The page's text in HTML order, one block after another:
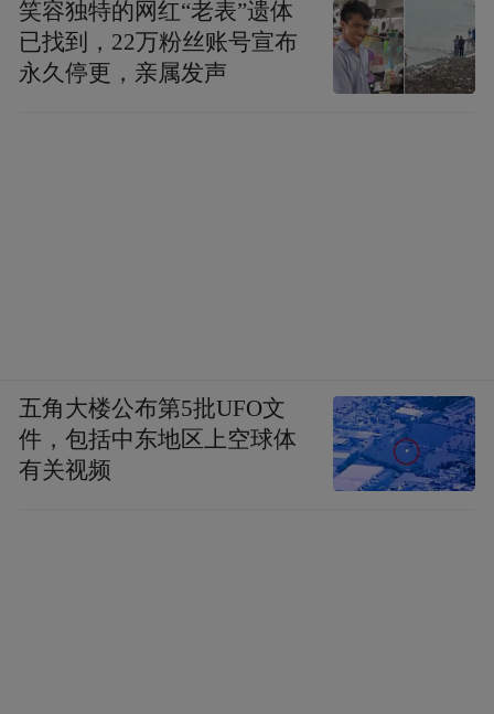
笑容独特的网红“老表”遗体
已找到，22万粉丝账号宣布
永久停更，亲属发声
五角大楼公布第5批UFO文
件，包括中东地区上空球体
有关视频